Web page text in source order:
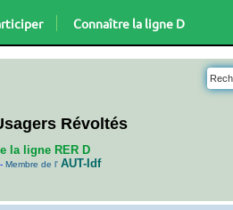
Connaître la ligne D
Révoltés
la ligne RER D
Membre de l' AUT-Idf